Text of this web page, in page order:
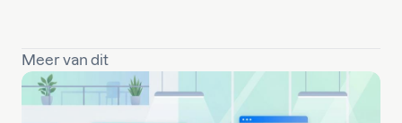
Meer van dit